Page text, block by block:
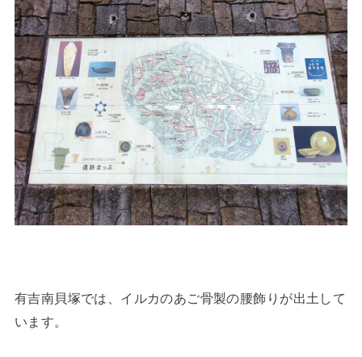
有吉南貝塚では、イルカのあご骨製の腰飾りが出土して
います。